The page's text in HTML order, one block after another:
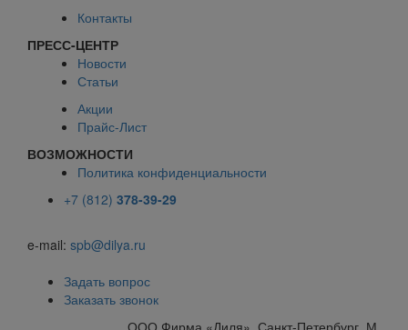
Контакты
ПРЕСС-ЦЕНТР
Новости
Статьи
Акции
Прайс-Лист
ВОЗМОЖНОСТИ
Политика конфиденциальности
+7 (812) 378-39-29
e-mail: spb@dilya.ru
Задать вопрос
Заказать звонок
ООО Фирма «Диля», Санкт-Петербург, М.